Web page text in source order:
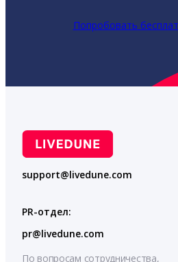
Попробовать
support@livedune.com
PR-отдел:
pr@livedune.com
По вопросам сотрудничества,